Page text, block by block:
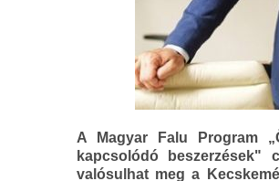
A Magyar Falu Program
kapcsolódó
valósulhat meg a